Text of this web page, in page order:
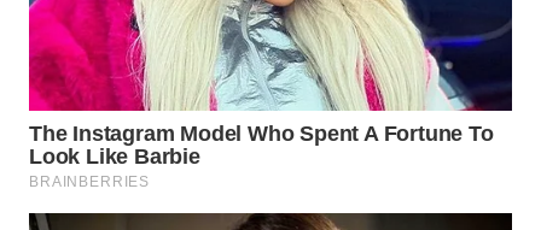
KARAWANG
WN
BEKASI
WN
BOGOR